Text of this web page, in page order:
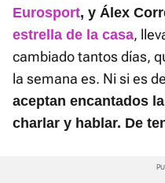
Eurosport, y Álex
estrella de la casa,
cambiado tantos días,
la semana es. Ni si es
aceptan encantados
charlar y hablar. De